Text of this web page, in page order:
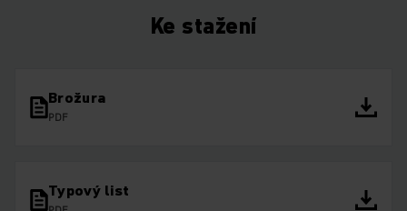
Ke stažení
Brožura
PDF
Typový list